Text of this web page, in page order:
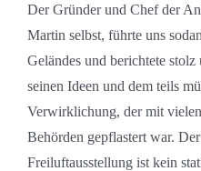
Der Gründer und Chef der
Martin selbst, führte uns
Geländes und berichtete
seinen Ideen und dem teils
Verwirklichung, der mit
Behörden gepflastert war.
Freiluftausstellung ist kein